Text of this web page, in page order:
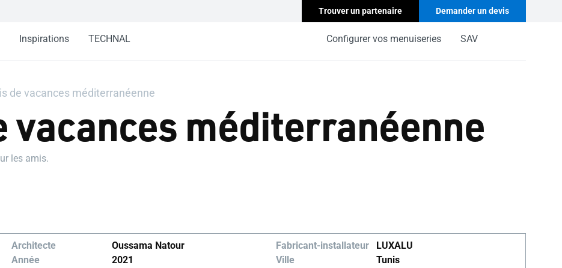
Trouver un partenaire Demander un devis
Inspirations TECHNAL Configurer vos menuiseries SAV
de vacances méditerranéenne
vacances méditerranéenne
les amis.
Architecte
Oussama Natour
Année
2021
Fabricant-installateur
LUXALU
Ville
Tunis